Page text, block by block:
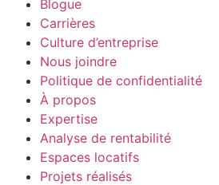
Blogue
Carrières
Culture d’entreprise
Nous joindre
Politique de confidentialité
À propos
Expertise
Analyse de rentabilité
Espaces locatifs
Projets réalisés